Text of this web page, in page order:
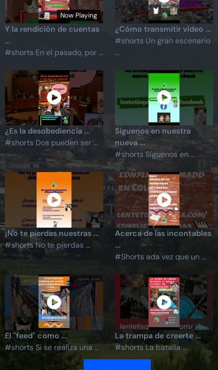
Now Playing
Y la rendición de cuentas
...
#shorts En el pasado, por ...
¿Cómo transmitir video ...
#shorts Un gran escenario
...
¿Es la desobediencia ...
#shorts Dos pueden ser ...
Siguenos en nuestra
nueva ...
#shorts Síguenos en ...
¡No te pierdas nuestras ...
#shorts No te pierdas ...
Acerca de las incontables
...
#Shorts ada vez que un ...
El "feed" como ...
#shorts Si se realiza una ...
La trampa de creerte ...
#shorts La batalla ...